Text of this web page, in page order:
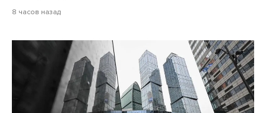
8 часов назад